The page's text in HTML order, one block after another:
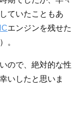
ていたこともあ
エンジンを残せた
。
ので、絶対的な性
いしたと思いま